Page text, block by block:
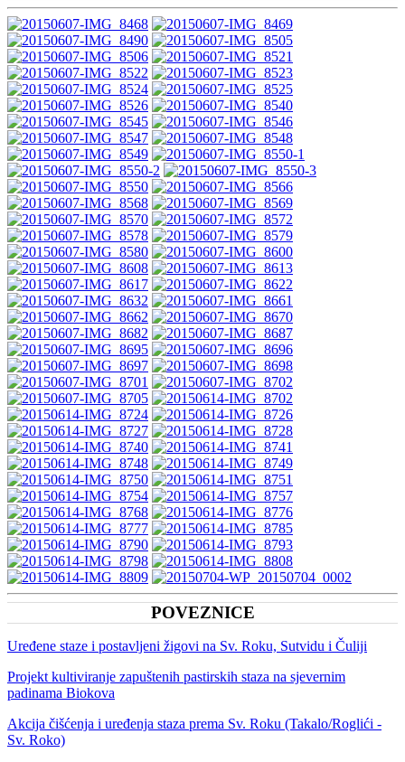
POVEZNICE
Uređene staze i postavljeni žigovi na Sv. Roku, Sutvidu i Čuliji
Projekt kultiviranje zapuštenih pastirskih staza na sjevernim
padinama Biokova
Akcija čišćenja i uređenja staza prema Sv. Roku (Takalo/Roglići -
Sv. Roko)